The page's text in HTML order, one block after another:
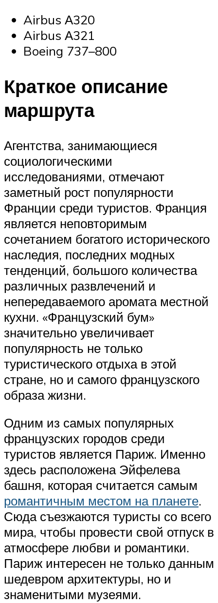
Airbus А320
Airbus А321
Boeing 737–800
Краткое описание
маршрута
Агентства, занимающиеся
социологическими
исследованиями, отмечают
заметный рост популярности
Франции среди туристов. Франция
является неповторимым
сочетанием богатого исторического
наследия, последних модных
тенденций, большого количества
различных развлечений и
непередаваемого аромата местной
кухни. «Французский бум»
значительно увеличивает
популярность не только
туристического отдыха в этой
стране, но и самого французского
образа жизни.
Одним из самых популярных
французских городов среди
туристов является Париж. Именно
здесь расположена Эйфелева
башня, которая считается самым
романтичным местом на планете.
Сюда съезжаются туристы со всего
мира, чтобы провести свой отпуск в
атмосфере любви и романтики.
Париж интересен не только данным
шедевром архитектуры, но и
знаменитыми музеями.